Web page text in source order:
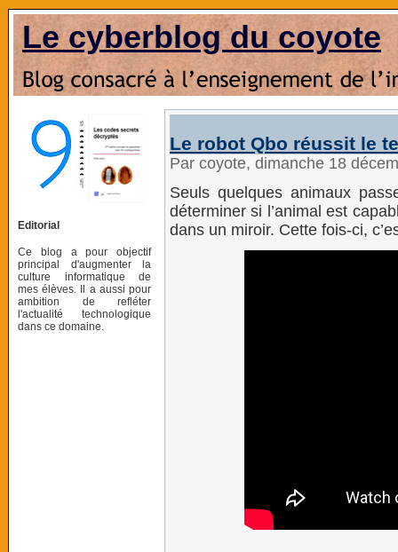
Le cyberblog du coyote
Editorial
Ce blog a pour objectif
principal d'augmenter la
culture informatique de
mes élèves. Il a aussi pour
ambition de refléter
l'actualité technologique
dans ce domaine.
Le robot Qbo réussit le
Par coyote, dimanche 18
Seuls quelques animaux
déterminer si l’animal est
dans un miroir. Cette fois-ci,